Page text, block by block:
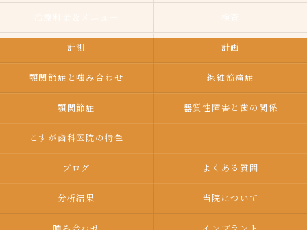
計測 計画
顎関節症と噛み合わせ 線維筋痛症
顎関節症 器質性障害と歯の関係
こすが歯科医院の特色
ブログ よくある質問
分析結果 当院について